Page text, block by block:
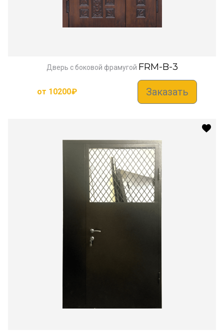
Дверь с боковой фрамугой FRM-B-3
от 10200₽ Заказать